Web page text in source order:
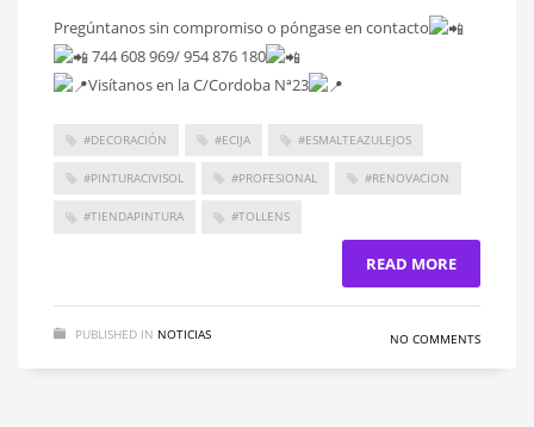
Pregúntanos sin compromiso o póngase en contacto
744 608 969/ 954 876 180
Visítanos en la C/Cordoba Nª23
#DECORACIÓN #ECIJA #ESMALTEAZULEJOS
#PINTURACIVISOL #PROFESIONAL #RENOVACION
#TIENDAPINTURA #TOLLENS
READ MORE
PUBLISHED IN NOTICIAS NO COMMENTS